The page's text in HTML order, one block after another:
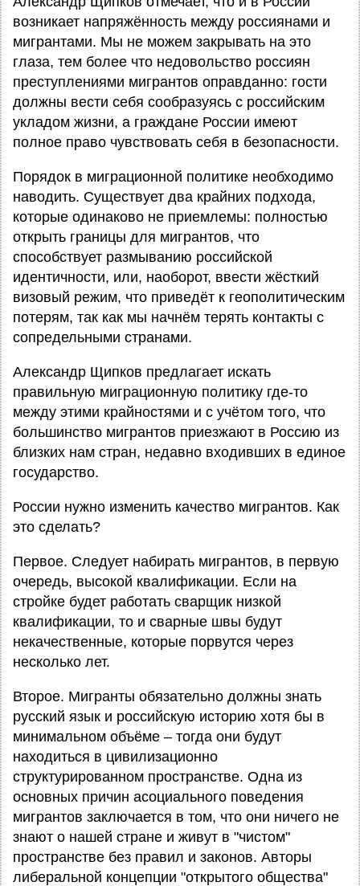
возникает напряжённость между россиянами и
мигрантами. Мы не можем закрывать на это
глаза, тем более что недовольство россиян
преступлениями мигрантов оправданно: гости
должны вести себя сообразуясь с российским
укладом жизни, а граждане России имеют
полное право чувствовать себя в безопасности.
Порядок в миграционной политике необходимо
наводить. Существует два крайних подхода,
которые одинаково не приемлемы: полностью
открыть границы для мигрантов, что
способствует размыванию российской
идентичности, или, наоборот, ввести жёсткий
визовый режим, что приведёт к геополитическим
потерям, так как мы начнём терять контакты с
сопредельными странами.
Александр Щипков предлагает искать
правильную миграционную политику где-то
между этими крайностями и с учётом того, что
большинство мигрантов приезжают в Россию из
близких нам стран, недавно входивших в единое
государство.
России нужно изменить качество мигрантов. Как
это сделать?
Первое. Следует набирать мигрантов, в первую
очередь, высокой квалификации. Если на
стройке будет работать сварщик низкой
квалификации, то и сварные швы будут
некачественные, которые порвутся через
несколько лет.
Второе. Мигранты обязательно должны знать
русский язык и российскую историю хотя бы в
минимальном объёме – тогда они будут
находиться в цивилизационно
структурированном пространстве. Одна из
основных причин асоциального поведения
мигрантов заключается в том, что они ничего не
знают о нашей стране и живут в "чистом"
пространстве без правил и законов. Авторы
либеральной концепции "открытого общества"